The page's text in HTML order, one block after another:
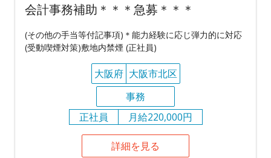
会計事務補助＊＊＊急募＊＊＊
(その他の手当等付記事項)＊能力経験に応じ弾力的に対応
(受動喫煙対策)敷地内禁煙 (正社員)
大阪府 大阪市北区
事務
正社員
月給220,000円
詳細を見る